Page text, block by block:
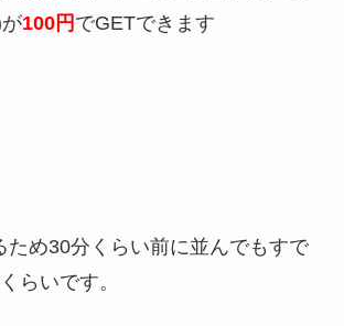
100円 でGETできます
ため30分くらい前に並んでもすで
らいです。